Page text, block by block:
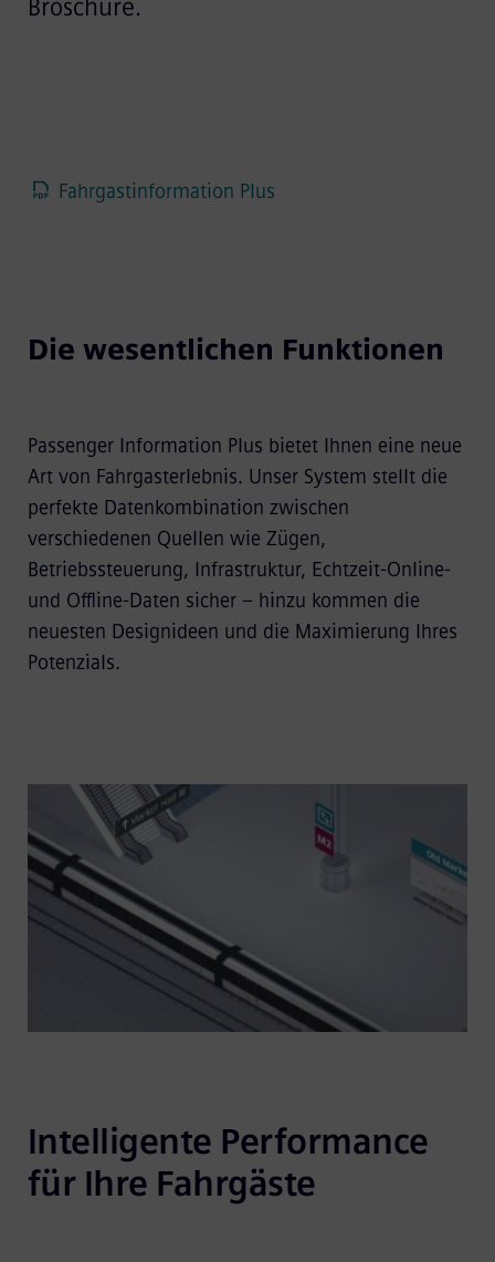
Broschüre.
Fahrgastinformation Plus
Die wesentlichen Funktionen
Passenger Information Plus bietet Ihnen eine neue
Art von Fahrgasterlebnis. Unser System stellt die
perfekte Datenkombination zwischen
verschiedenen Quellen wie Zügen,
Betriebssteuerung, Infrastruktur, Echtzeit-Online-
und Offline-Daten sicher – hinzu kommen die
neuesten Designideen und die Maximierung Ihres
Potenzials.
Intelligente Performance
für Ihre Fahrgäste